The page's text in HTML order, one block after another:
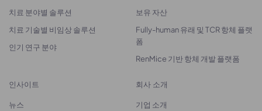
치료 분야별 솔루션
치료 기술별 비임상 솔루션
인기 연구 분야
보유 자산
Fully-human 유래 및 TCR 항체 플랫
폼
RenMice 기반 항체 개발 플랫폼
인사이트
뉴스
회사 소개
기업 소개